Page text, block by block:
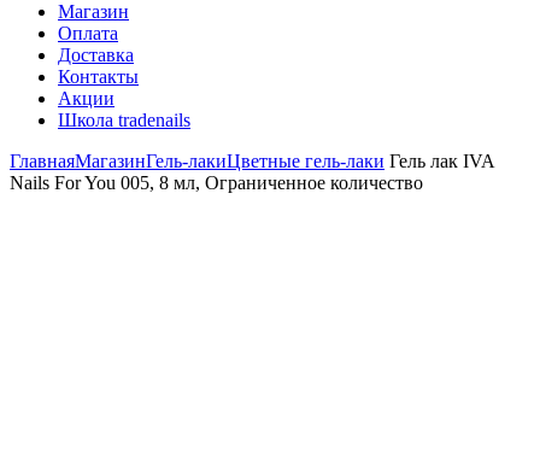
Магазин
Оплата
Доставка
Контакты
Акции
Школа tradenails
ГлавнаяМагазинГель-лакиЦветные гель-лаки Гель лак IVA
Nails For You 005, 8 мл, Ограниченное количество